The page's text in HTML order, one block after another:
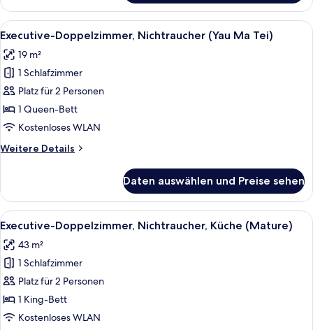
Doppelzimmer,
Nichtraucher
(Mature)
Alle
Fotos
für
Executive-
Doppelzimmer,
Nichtraucher
(Yau
Tei)
Ein Hotelzimmer mit einem großen
3
Executive-Doppelzimmer, Nichtraucher (Yau Ma Tei)
19 m²
1 Schlafzimmer
Platz für 2 Personen
1 Queen-Bett
Kostenloses WLAN
Weitere Details
Weitere
Doppelzimmer,
Nichtraucher
(Yau
Tei)
Daten auswählen und Preise sehen
Alle
Fotos
für
Executive-
Doppelzimmer,
Nichtraucher,
Küche
Ein modernes Hotelzimmer mit Bett,
5
Executive-Doppelzimmer, Nichtraucher, Küche (Mature)
43 m²
1 Schlafzimmer
Platz für 2 Personen
1 King-Bett
Kostenloses WLAN